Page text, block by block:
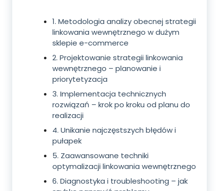
1. Metodologia analizy obecnej strategii
linkowania wewnętrznego w dużym
sklepie e-commerce
2. Projektowanie strategii linkowania
wewnętrznego – planowanie i
priorytetyzacja
3. Implementacja technicznych
rozwiązań – krok po kroku od planu do
realizacji
4. Unikanie najczęstszych błędów i
pułapek
5. Zaawansowane techniki
optymalizacji linkowania wewnętrznego
6. Diagnostyka i troubleshooting – jak